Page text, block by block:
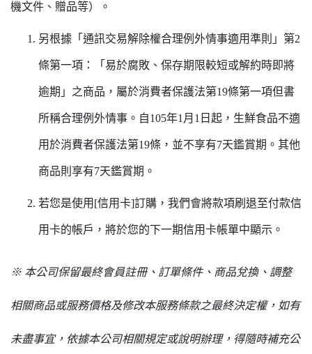
機文件、贈品等）。
另根據「通訊交易解除權合理例外情事適用準則」第2
條第一項：「易於腐敗、保存期限較短或解約時即將
逾期」之商品，屬於消費者保護法第19條第一項但書
所稱合理例外情事。自105年1月1日起，生鮮食品不適
用於消費者保護法第19條，並不享有7天鑑賞期。其他
商品則享有7天鑑賞期。
若您是使用[信用卡]訂購，我們會將款項刷退至付款信
用卡的帳戶，將於您的下一期信用卡帳單中顯示。
※ 本公司保留最終會員註冊、訂單條件、商品兌換、調整
相關商品或服務價格及修改本服務條款之最終決定權，如有
未盡事宜，依據本公司相關規定或說明辦理，得隨時補充公